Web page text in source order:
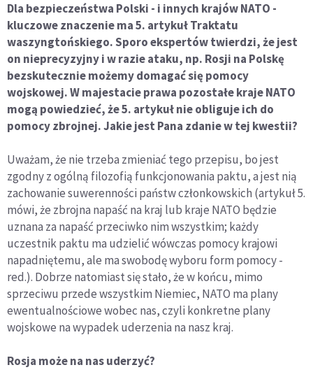
Dla bezpieczeństwa Polski - i innych krajów NATO -
kluczowe znaczenie ma 5. artykuł Traktatu
waszyngtońskiego. Sporo ekspertów twierdzi, że jest
on nieprecyzyjny i w razie ataku, np. Rosji na Polskę
bezskutecznie możemy domagać się pomocy
wojskowej. W majestacie prawa pozostałe kraje NATO
mogą powiedzieć, że 5. artykuł nie obliguje ich do
pomocy zbrojnej. Jakie jest Pana zdanie w tej kwestii?
Uważam, że nie trzeba zmieniać tego przepisu, bo jest
zgodny z ogólną filozofią funkcjonowania paktu, a jest nią
zachowanie suwerenności państw członkowskich (artykuł 5.
mówi, że zbrojna napaść na kraj lub kraje NATO będzie
uznana za napaść przeciwko nim wszystkim; każdy
uczestnik paktu ma udzielić wówczas pomocy krajowi
napadniętemu, ale ma swobodę wyboru form pomocy -
red.). Dobrze natomiast się stało, że w końcu, mimo
sprzeciwu przede wszystkim Niemiec, NATO ma plany
ewentualnościowe wobec nas, czyli konkretne plany
wojskowe na wypadek uderzenia na nasz kraj.
Rosja może na nas uderzyć?